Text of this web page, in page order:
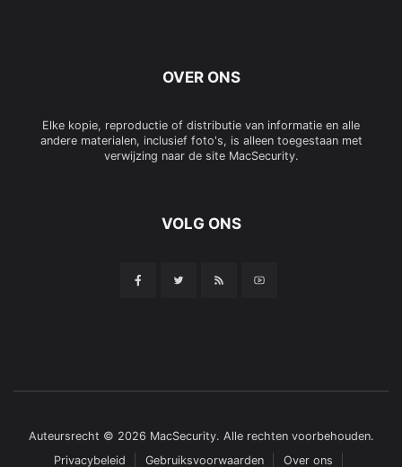
OVER ONS
Elke kopie, reproductie of distributie van informatie en alle
andere materialen, inclusief foto's, is alleen toegestaan met
verwijzing naar de site MacSecurity.
VOLG ONS
Auteursrecht © 2026 MacSecurity. Alle rechten voorbehouden.
Privacybeleid
Gebruiksvoorwaarden Over ons